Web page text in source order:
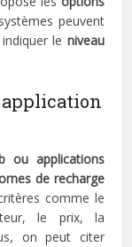
peuvent
le niveau
ou applications
de recharge
comme le
le prix, la
on peut citer